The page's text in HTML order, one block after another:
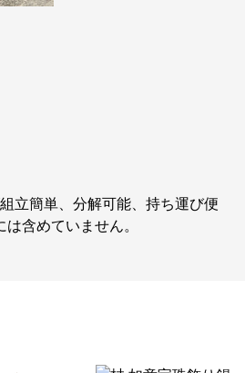
立簡単、分解可能、持ち運び便
含めていません。